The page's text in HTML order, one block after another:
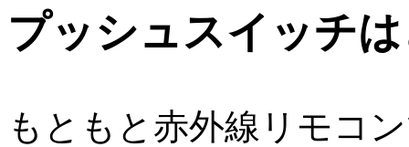
プッシュスイッチ
もともと赤外線リモコ